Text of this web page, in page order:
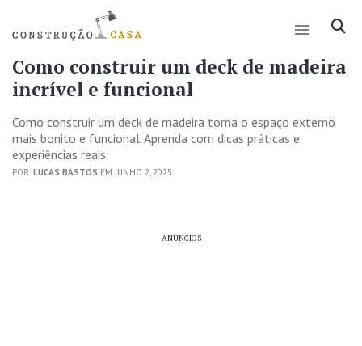
Como construir um deck de madeira
incrível e funcional
Como construir um deck de madeira torna o espaço externo
mais bonito e funcional. Aprenda com dicas práticas e
experiências reais.
POR: LUCAS BASTOS EM JUNHO 2, 2025
ANÚNCIOS